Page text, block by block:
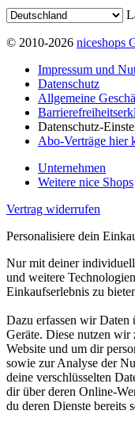
© 2010-2026 niceshops
Impressum und
Datenschutz
Allgemeine
Datenschutz-
Abo-Verträge hier
Unternehmen
Weitere nice Shops
Vertrag widerrufen
Personalisiere dein
Nur mit deiner
und weitere
Einkaufserlebnis zu
Dazu erfassen wir Daten
Geräte. Diese nutzen
Website und um dir
sowie zur Analyse der
deine verschlüsselten
dir über deren Online-
du deren Dienste bereits